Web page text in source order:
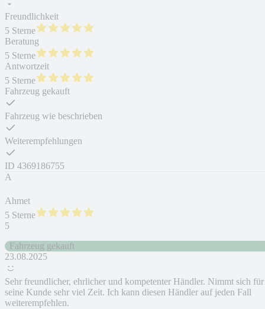
Freundlichkeit
5 Sterne
Beratung
5 Sterne
Antwortzeit
5 Sterne
Fahrzeug gekauft
Fahrzeug wie beschrieben
Weiterempfehlungen
ID 4369186755
A
Ahmet
5 Sterne
5
Fahrzeug gekauft
23.08.2025
Sehr freundlicher, ehrlicher und kompetenter Händler. Nimmt sich für
seine Kunde sehr viel Zeit. Ich kann diesen Händler auf jeden Fall
weiterempfehlen.